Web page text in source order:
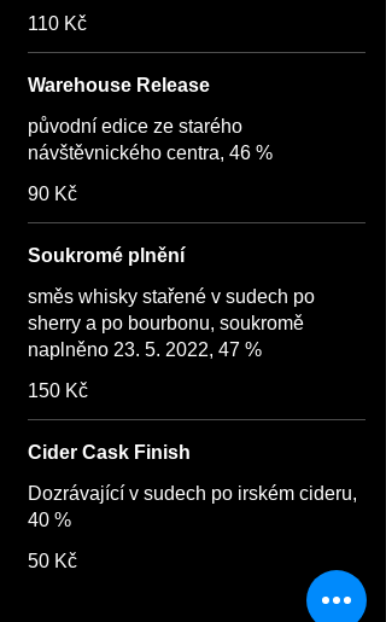
110 Kč
Warehouse Release
původní edice ze starého
návštěvnického centra, 46 %
90 Kč
Soukromé plnění
směs whisky stařené v sudech po
sherry a po bourbonu, soukromě
naplněno 23. 5. 2022, 47 %
150 Kč
Cider Cask Finish
Dozrávající v sudech po irském cideru,
40 %
50 Kč